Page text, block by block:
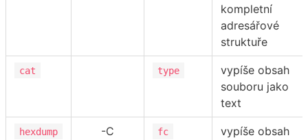
kompletní
adresářové
struktuře
cat type
vypíše obsah
souboru jako
text
hexdump -C fc
vypíše obsah